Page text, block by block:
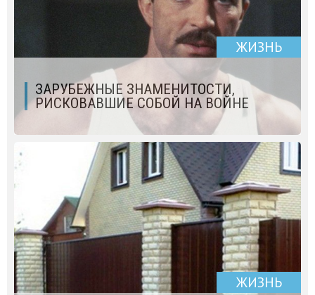
ЖИЗНЬ
ЗАРУБЕЖНЫЕ ЗНАМЕНИТОСТИ,
РИСКОВАВШИЕ СОБОЙ НА ВОЙНЕ
ЖИЗНЬ